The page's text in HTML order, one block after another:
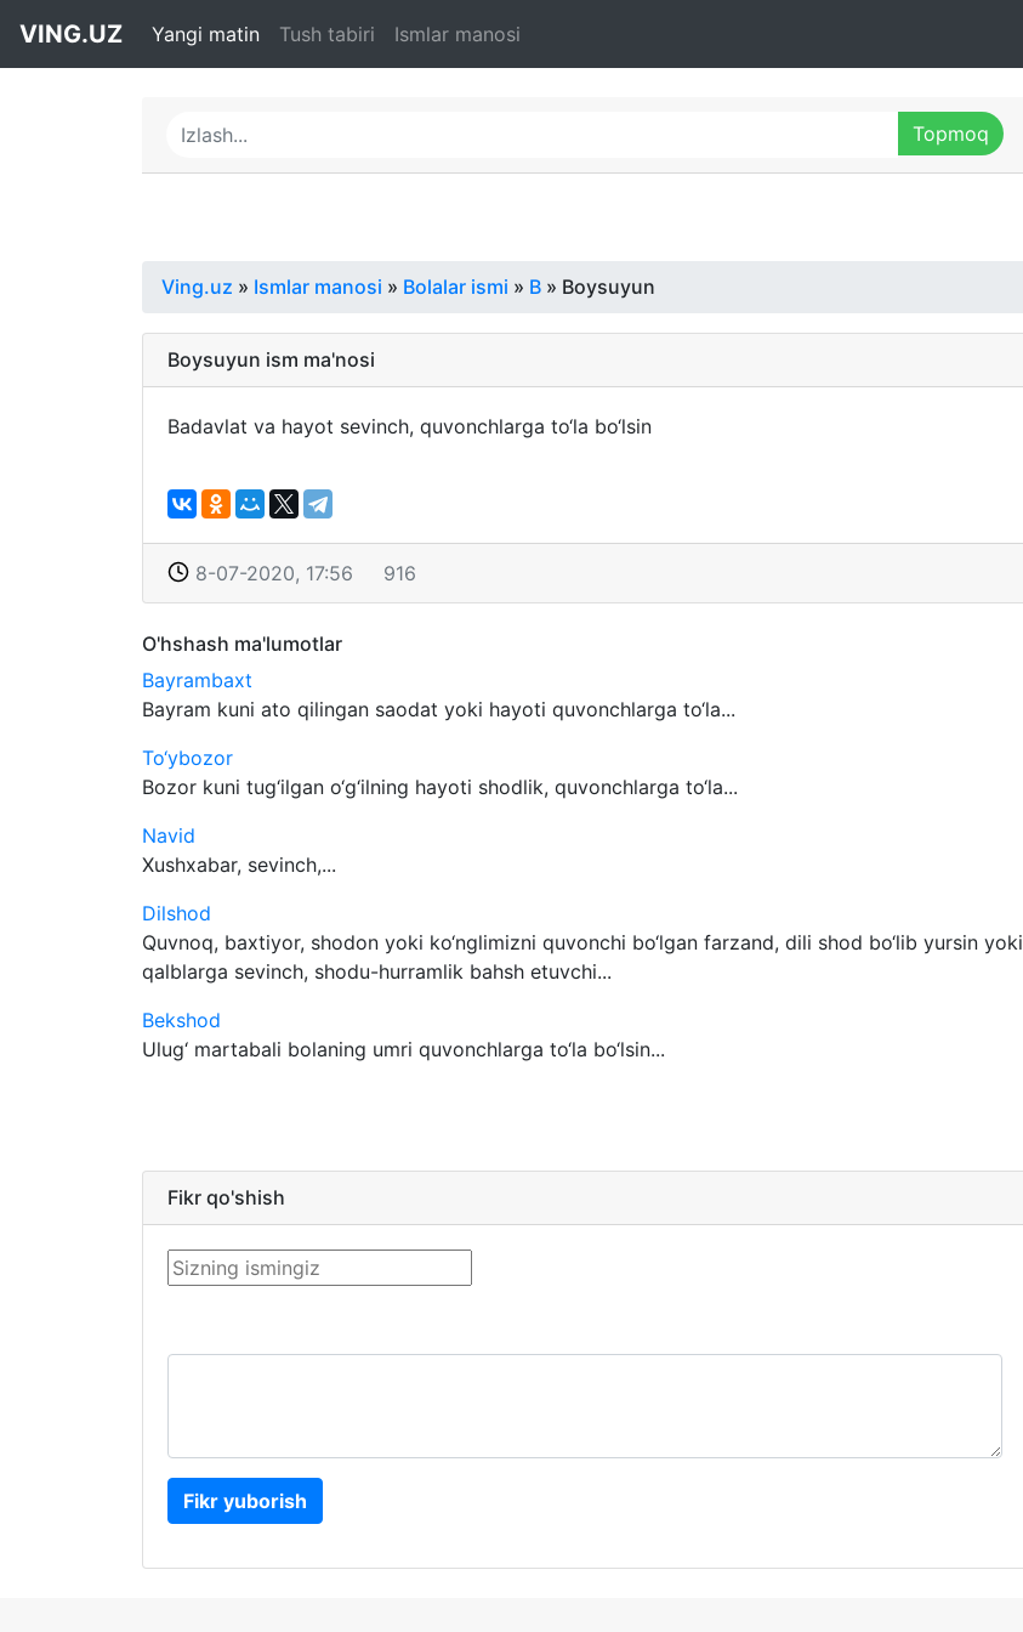
VING.UZ Yangi matin Tush tabiri Ismlar manosi
Ving.uz » Ismlar manosi » Bolalar ismi » B » Boysuyun
Boysuyun ism ma'nosi
Badavlat va hayot sevinch, quvonchlarga to‘la bo‘lsin
8-07-2020, 17:56 916
O'hshash ma'lumotlar
Bayrambaxt
Bayram kuni ato qilingan saodat yoki hayoti quvonchlarga to‘la...
To‘ybozor
Bozor kuni tug‘ilgan o‘g‘ilning hayoti shodlik, quvonchlarga to‘la...
Navid
Xushxabar, sevinch,...
Dilshod
Quvnoq, baxtiyor, shodon yoki ko‘nglimizni quvonchi bo‘lgan farzand, dili shod bo‘lib yursin yoki
qalblarga sevinch, shodu-hurramlik bahsh etuvchi...
Bekshod
Ulug‘ martabali bolaning umri quvonchlarga to‘la bo‘lsin...
Fikr qo'shish
Fikr yuborish